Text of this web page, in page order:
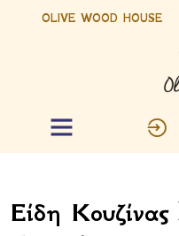
OLIVE WOOD HOUSE
Είδη Κουζίνας